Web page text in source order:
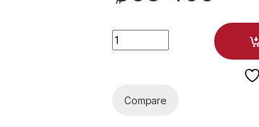
MEMORIA RAM LAPTOP
Compare